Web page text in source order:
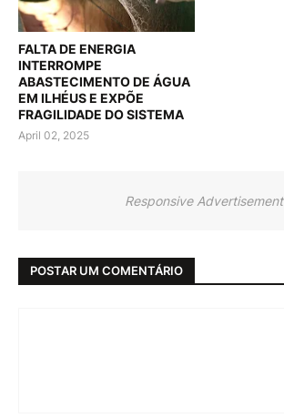
FALTA DE ENERGIA
INTERROMPE
ABASTECIMENTO DE ÁGUA
EM ILHÉUS E EXPÕE
FRAGILIDADE DO SISTEMA
April 02, 2025
Responsive Advertisement
POSTAR UM COMENTÁRIO